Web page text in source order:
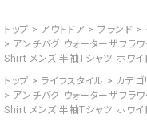
トップ アウトドア ブランド
アンチバグ ウォーターザフ
Shirt メンズ 半袖Tシャツ ホワ
トップ
ライフスタイル カテゴ
アンチバグ ウォーターザフ
Shirt メンズ 半袖Tシャツ ホワ